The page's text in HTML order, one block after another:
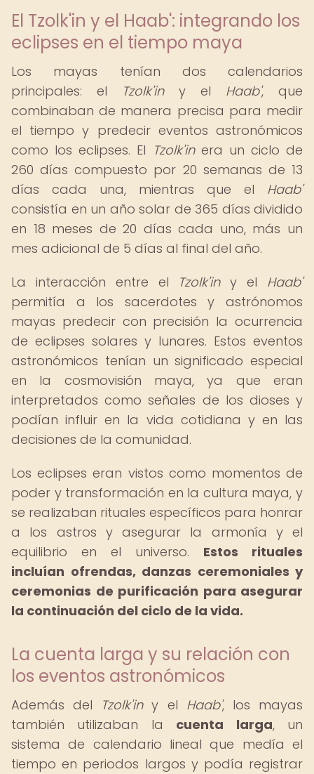
El Tzolk'in y el Haab': integrando los
eclipses en el tiempo maya
Los mayas tenían dos calendarios
principales: el
Tzolk'iny el Haab', que
combinaban de manera precisa para medir
el tiempo y predecir eventos astronómicos
como los eclipses. El Tzolk'inera un ciclo de
260 días compuesto por 20 semanas de 13
días cada una, mientras que el Haab'
consistía en un año solar de 365 días dividido
en 18 meses de 20 días cada uno, más un
mes adicional de 5 días al final del año.
La interacción entre el
Tzolk'iny el Haab'
permitía a los sacerdotes y astrónomos
mayas predecir con precisión la ocurrencia
de eclipses solares y lunares. Estos eventos
astronómicos tenían un significado especial
en la cosmovisión maya, ya que eran
interpretados como señales de los dioses y
podían influir en la vida cotidiana y en las
decisiones de la comunidad.
Los eclipses eran vistos como momentos de
poder y transformación en la cultura maya, y
se realizaban rituales específicos para honrar
a los astros y asegurar la armonía y el
equilibrio en el universo. Estos rituales
incluían ofrendas, danzas ceremoniales y
ceremonias de purificación para asegurar
la continuación del ciclo de la vida.
La cuenta larga y su relación con
los eventos astronómicos
Además del Tzolk'iny el Haab', los mayas
también utilizaban la cuenta larga, un
sistema de calendario lineal que medía el
tiempo en periodos largos y podía registrar